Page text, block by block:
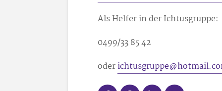
Als Helfer in der Ichtusgruppe:
0499/33 85 42
oder